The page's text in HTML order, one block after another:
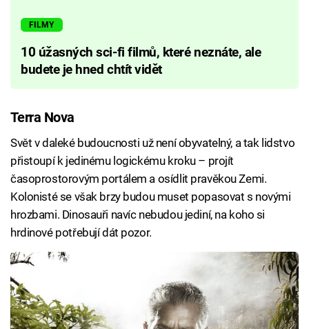
FILMY
10 úžasných sci-fi filmů, které neznáte, ale
budete je hned chtít vidět
Terra Nova
Svět v daleké budoucnosti už není obyvatelný, a tak lidstvo
přistoupí k jedinému logickému kroku – projít
časoprostorovým portálem a osídlit pravěkou Zemi.
Kolonisté se však brzy budou muset popasovat s novými
hrozbami. Dinosauři navíc nebudou jediní, na koho si
hrdinové potřebují dát pozor.